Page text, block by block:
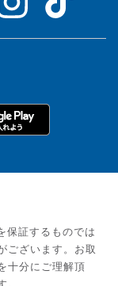
保証するものでは
ございます。お取
十分にご理解頂